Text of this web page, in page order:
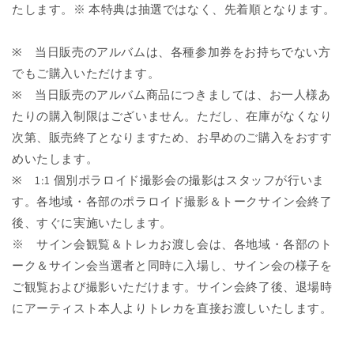
たします。※ 本特典は抽選ではなく、先着順となります。
※ 当日販売のアルバムは、各種参加券をお持ちでない方
でもご購入いただけます。
※ 当日販売のアルバム商品につきましては、お一人様あ
たりの購入制限はございません。ただし、在庫がなくなり
次第、販売終了となりますため、お早めのご購入をおすす
めいたします。
※ 1:1 個別ポラロイド撮影会の撮影はスタッフが行いま
す。各地域・各部のポラロイド撮影＆トークサイン会終了
後、すぐに実施いたします。
※ サイン会観覧＆トレカお渡し会は、各地域・各部のト
ーク＆サイン会当選者と同時に入場し、サイン会の様子を
ご観覧および撮影いただけます。サイン会終了後、退場時
にアーティスト本人よりトレカを直接お渡しいたします。